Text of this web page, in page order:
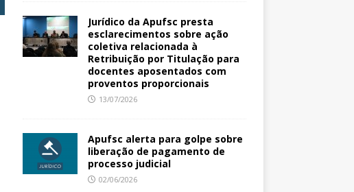
Jurídico da Apufsc presta
esclarecimentos sobre ação
coletiva relacionada à
Retribuição por Titulação para
docentes aposentados com
proventos proporcionais
13/07/2026
Apufsc alerta para golpe sobre
liberação de pagamento de
processo judicial
02/06/2026